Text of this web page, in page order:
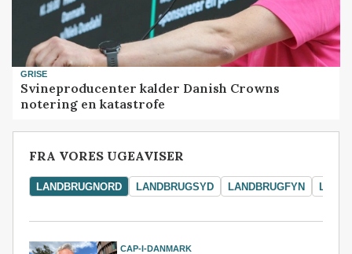
GRISE
Svineproducenter kalder Danish Crowns
notering en katastrofe
FRA VORES UGEAVISER
LANDBRUGNORD LANDBRUGSYD LANDBRUGFYN
CAP-I-DANMARK